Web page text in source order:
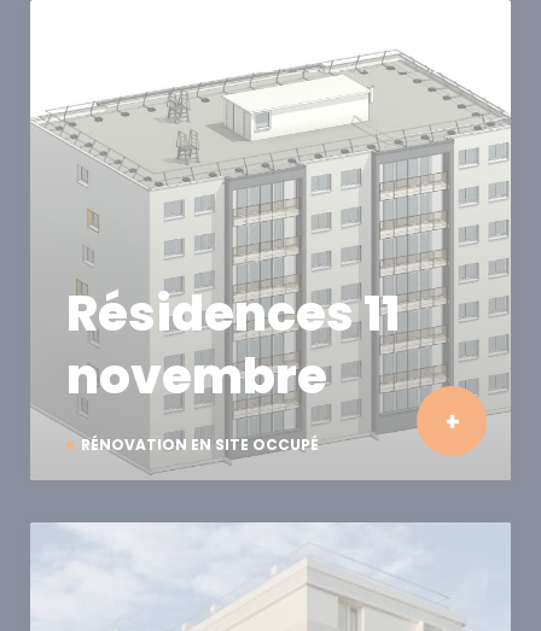
RÉNOVATION EN SITE OCCUPÉ
Résidences 11
novembre